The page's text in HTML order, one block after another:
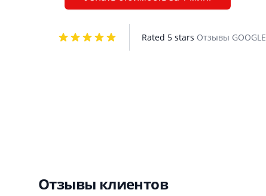
Rated 5 stars Отзывы GOOGLE
Отзывы клиентов